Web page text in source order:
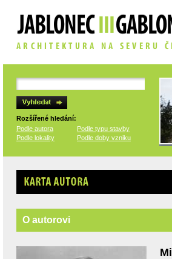
Rozšířené hledání:
Podle autora
Podle typu stavby
Podle lokality
Podle doby vzniku
Karta autora
O autorovi